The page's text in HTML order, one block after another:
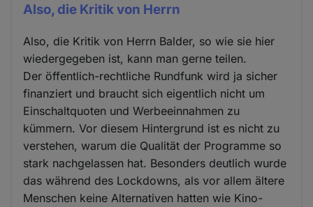
Also, die Kritik von Herrn
Also, die Kritik von Herrn Balder, so wie sie hier
wiedergegeben ist, kann man gerne teilen.
Der öffentlich-rechtliche Rundfunk wird ja sicher
finanziert und braucht sich eigentlich nicht um
Einschaltquoten und Werbeeinnahmen zu
kümmern. Vor diesem Hintergrund ist es nicht zu
verstehen, warum die Qualität der Programme so
stark nachgelassen hat. Besonders deutlich wurde
das während des Lockdowns, als vor allem ältere
Menschen keine Alternativen hatten wie Kino-